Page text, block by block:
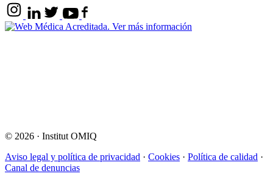
© 2026 · Institut OMIQ
Aviso legal y política de privacidad · Cookies · Política de calidad ·
Canal de denuncias